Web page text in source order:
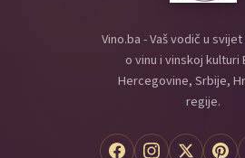
Vino.ba - Vaš vodič u
o vinu i vinskoj kulturi
Hercegovine, Srbije,
regije.